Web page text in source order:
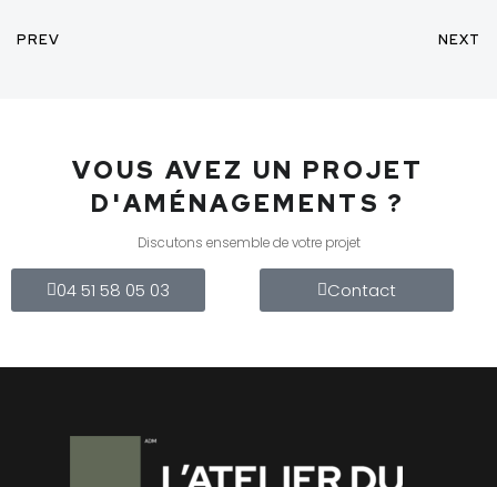
PREV NEXT
VOUS AVEZ UN PROJET
D'AMÉNAGEMENTS ?
Discutons ensemble de votre projet
04 51 58 05 03 Contact